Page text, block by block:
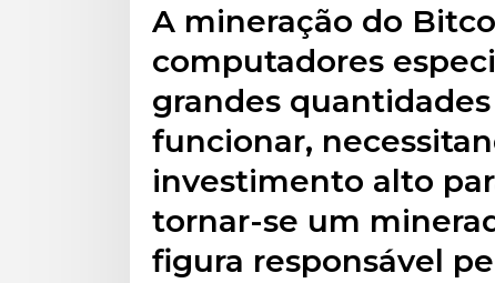
A mineração do
computadores
grandes
funcionar,
investimento alto
tornar-se um
figura responsável